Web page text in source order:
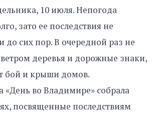
10 июля. Непогода
зато ее последствия не
до сих пор. В очередной раз не
деревья и дорожные знаки,
бой и крыши домов.
«День во Владимире» собрала
посвященные последствиям